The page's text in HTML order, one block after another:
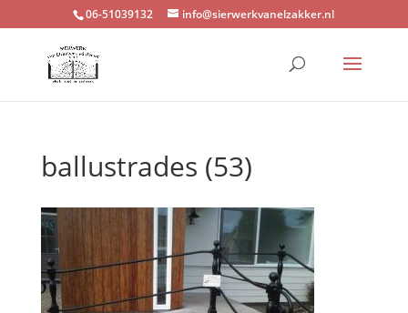
06-51039132 info@sierwerkvanelzakker.nl
ballustrades (53)